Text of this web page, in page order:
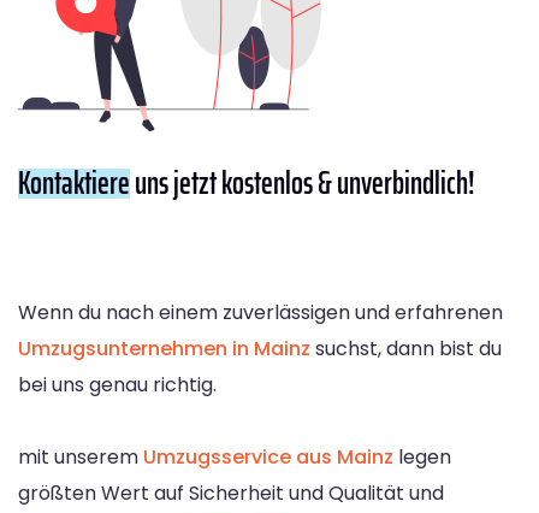
Kontaktiereuns jetzt kostenlos & unverbindlich!
Wenn du nach einem zuverlässigen und erfahrenen
Umzugsunternehmen in Mainz suchst, dann bist du
bei uns genau richtig.
mit unserem Umzugsservice aus Mainz legen
größten Wert auf Sicherheit und Qualität und